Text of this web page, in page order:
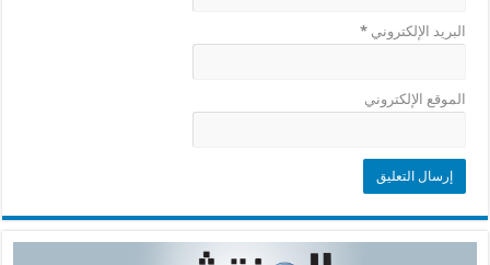
البريد الإلكتروني*
الموقع الإلكتروني